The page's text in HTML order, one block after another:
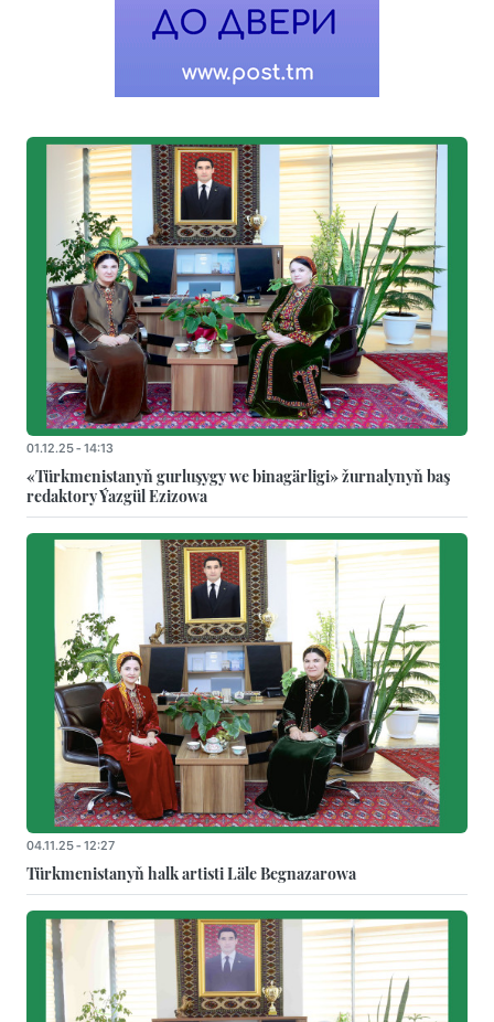
01.12.25 - 14:13
«Türkmenistanyň gurluşygy we binagärligi» žurnalynyň baş
redaktory Ýazgül Ezizowa
04.11.25 - 12:27
Türkmenistanyň halk artisti Läle Begnazarowa